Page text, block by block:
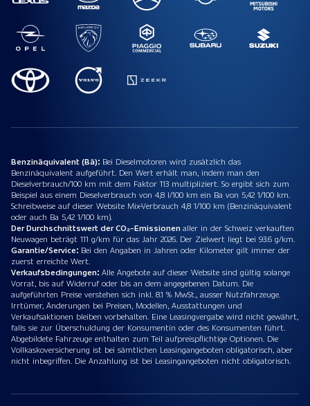
Benzinäquivalent (Bä): Bei Dieselmotoren wird zusätzlich das
Benzinäquivalent aufgeführt. Den Wert erhält man, indem man den
Dieselverbrauch/100 km mit dem Faktor 113 multipliziert. So ergibt sich zum
Beispiel aus einem Dieselverbrauch von 4,8 l/100 km ein Ba von 5,42 1/100 km.
Schreibweise auf dieser Website Mix-Verbrauch 4,8 1/100 km (Benzinäquivalent
oder auch Ba 5,42 1/100 km).
Der Durchschnittswert der CO₂-Emissionenaller in der Schweiz verkauften
Neuwagen beträgt 111 g/km für das Jahr 2026. Der Zielwert liegt bei 93.6 g/km.
Garantie/Service: Bei den Angaben in Jahren oder Kilometer gilt immer der
zuerst erreichte Wert.
Verkaufsbedingungen: Alle Angebote auf dieser Website sind gültig solange
Vorrat, bis auf Widerruf oder bis an dem angegebenen Datum. Die
aufgeführten Preise verstehen sich inkl. 8.1 % MwSt., ausser Nutzfahrzeuge.
Irrtümer, Änderungen bei Preisen, Modellen, Ausstattungen und
Verkaufsaktionen bleiben vorbehalten. Eine Leasingvergabe wird nicht gewährt,
falls sie zur Überschuldung der Konsumentin oder des Konsumenten führt.
Abgebildete Fahrzeuge enthalten zum Teil aufpreispflichtige Optionen. Die
Vollkaskoversicherung ist bei sämtlichen Leasingangeboten obligatorisch, aber
nicht inbegriffen. Die Anzahlung ist bei Leasingangeboten nicht obligatorisch.